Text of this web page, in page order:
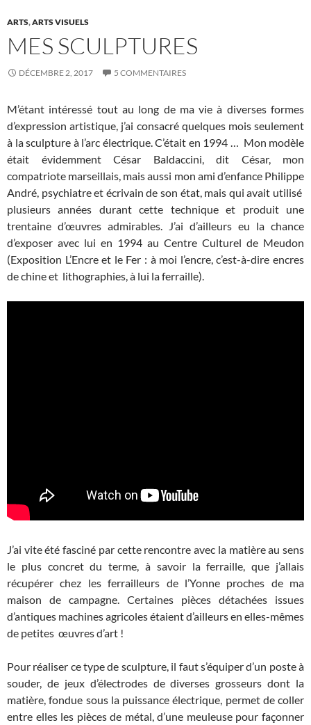
ARTS,ARTS VISUELS
MES SCULPTURES
DÉCEMBRE 2, 2017 5 COMMENTAIRES
M’étant intéressé tout au long de ma vie à diverses formes
d’expression artistique, j’ai consacré quelques mois seulement
à la sculpture à l’arc électrique. C’était en 1994 … Mon modèle
était évidemment César Baldaccini, dit César, mon
compatriote marseillais, mais aussi mon ami d’enfance Philippe
André, psychiatre et écrivain de son état, mais qui avait utilisé
plusieurs années durant cette technique et produit une
trentaine d’œuvres admirables. J’ai d’ailleurs eu la chance
d’exposer avec lui en 1994 au Centre Culturel de Meudon
(Exposition L’Encre et le Fer : à moi l’encre, c’est-à-dire encres
de chine et lithographies, à lui la ferraille).
J’ai vite été fasciné par cette rencontre avec la matière au sens
le plus concret du terme, à savoir la ferraille, que j’allais
récupérer chez les ferrailleurs de l’Yonne proches de ma
maison de campagne. Certaines pièces détachées issues
d’antiques machines agricoles étaient d’ailleurs en elles-mêmes
de petites œuvres d’art !
Pour réaliser ce type de sculpture, il faut s’équiper d’un poste à
souder, de jeux d’électrodes de diverses grosseurs dont la
matière, fondue sous la puissance électrique, permet de coller
entre elles les pièces de métal, d’une meuleuse pour façonner